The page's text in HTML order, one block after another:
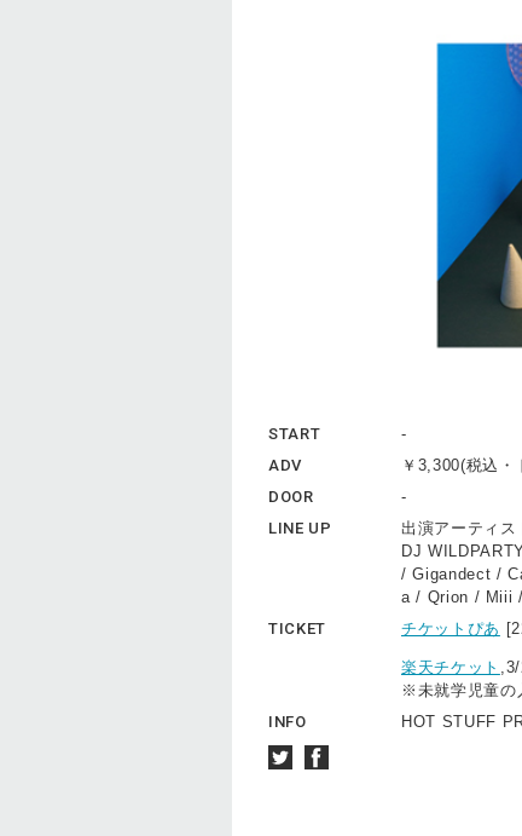
START
-
ADV
￥3,300(税込・
DOOR
-
LINE UP
出演アーティ
DJ
/ Gigandect /
a / Qrion / Miii
TICKET
チケットぴあ
楽天チケット
※未就学児童の
INFO
HOT STUFF